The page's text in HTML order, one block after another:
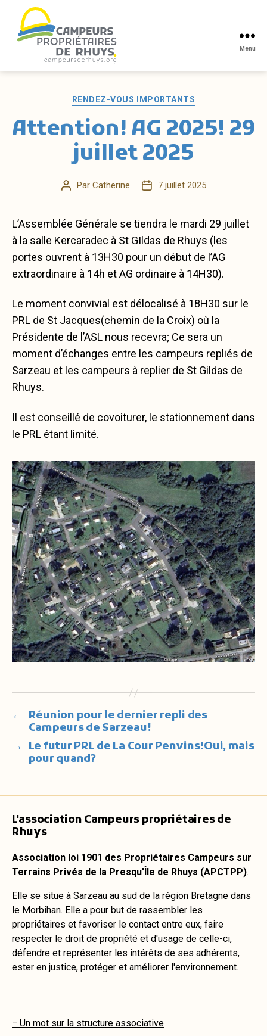
Campeurs
Menu
Catégories
RENDEZ-VOUS IMPORTANTS
Attention! AG 2025! 29
juillet 2025
Auteur
Par Catherine
Date7 juillet 2025
L’Assemblée Générale se tiendra le mardi 29 juillet
à la salle Kercaradec à St GIldas de Rhuys (les
portes ouvrent à 13H30 pour un début de l’AG
extraordinaire à 14h et AG ordinaire à 14H30).
Le moment convivial est délocalisé à 18H30 sur le
PRL de St Jacques(chemin de la Croix) où la
Présidente de l’ASL nous recevra; Ce sera un
moment d’échanges entre les campeurs repliés de
Sarzeau et les campeurs à replier de St Gildas de
Rhuys.
Il est conseillé de covoiturer, le stationnement dans
le PRL étant limité.
←
Réunion pour le dernier repli des
Campeurs de Sarzeau!
→
Le futur PRL de La Cour Penvins!Oui, mais
pour quand?
L'association Campeurs propriétaires de
Rhuys
Association loi 1901 des Propriétaires Campeurs sur
Terrains Privés de la Presqu'Île de Rhuys (APCTPP).
Elle se situe à Sarzeau au sud de la région Bretagne dans
le Morbihan. Elle a pour but de rassembler les
propriétaires et favoriser le contact entre eux, faire
respecter le droit de propriété et d'usage de celle-ci,
défendre et représenter les intérêts de ses adhérents,
ester en justice, protéger et améliorer l'environnement.
− Un mot sur la structure associative